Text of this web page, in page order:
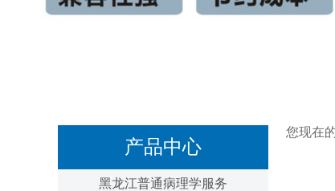
产品中心
黑龙江普通病理学服务
您现在